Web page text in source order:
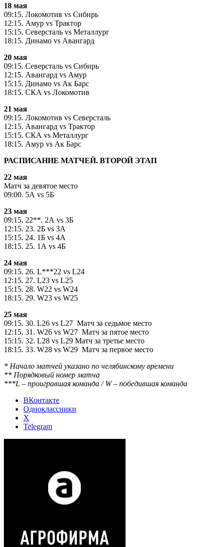
18 мая
09:15. Локомотив vs Сибирь
12:15. Амур vs Трактор
15:15. Северсталь vs Металлург
18:15. Динамо vs Авангард
20 мая
09:15. Северсталь vs Сибирь
12:15. Авангард vs Амур
15:15. Динамо vs Ак Барс
18:15. СКА vs Локомотив
21 мая
09:15. Локомотив vs Северсталь
12:15. Авангард vs Трактор
15:15. СКА vs Металлург
18:15. Амур vs Ак Барс
РАСПИСАНИЕ МАТЧЕЙ. ВТОРОЙ ЭТАП
22 мая
Матч за девятое место
09:00. 5А vs 5Б
23 мая
09:15. 22**. 2А vs 3Б
12:15. 23. 2Б vs 3А
15:15. 24. 1Б vs 4А
18:15. 25. 1А vs 4Б
24 мая
09:15. 26. L***22 vs L24
12:15. 27. L23 vs L25
15:15. 28. W22 vs W24
18:15. 29. W23 vs W25
25 мая
09:15. 30. L26 vs L27 Матч за седьмое место
12:15. 31. W26 vs W27 Матч за пятое место
15:15. 32. L28 vs L29 Матч за третье место
18:15. 33. W28 vs W29 Матч за первое место
* Начало матчей указано по челябинскому времени
** Порядковый номер матча
***L – проигравшая команда / W – победившая команда
ВКонтакте
Одноклассники
X
Telegram